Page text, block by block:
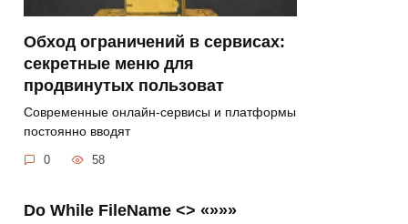
Обход ограничений в сервисах:
секретные меню для
продвинутых пользоват
Современные онлайн-сервисы и платформы
постоянно вводят
0 58
Do While FileName <> «»»»